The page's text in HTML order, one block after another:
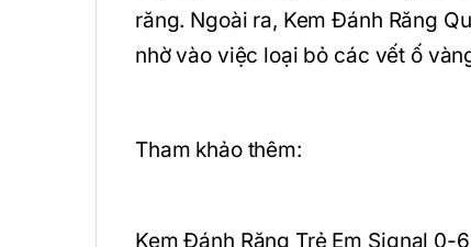
răng. Ngoài ra, Kem Đánh Răng
nhờ vào việc loại bỏ các vết ố
Tham khảo thêm:
Kem Đánh Răng Trẻ Em Signal 0-